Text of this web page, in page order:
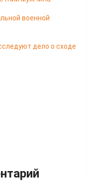
военной
дело о сходе